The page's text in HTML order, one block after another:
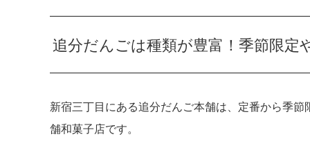
追分だんごは種類が豊富！季節限定
新宿三丁目にある追分だんご本舗は、定番から季
舗和菓子店です。